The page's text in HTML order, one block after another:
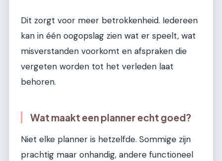
Dit zorgt voor meer betrokkenheid. Iedereen
kan in één oogopslag zien wat er speelt, wat
misverstanden voorkomt en afspraken die
vergeten worden tot het verleden laat
behoren.
Wat maakt een planner echt goed?
Niet elke planner is hetzelfde. Sommige zijn
prachtig maar onhandig, andere functioneel